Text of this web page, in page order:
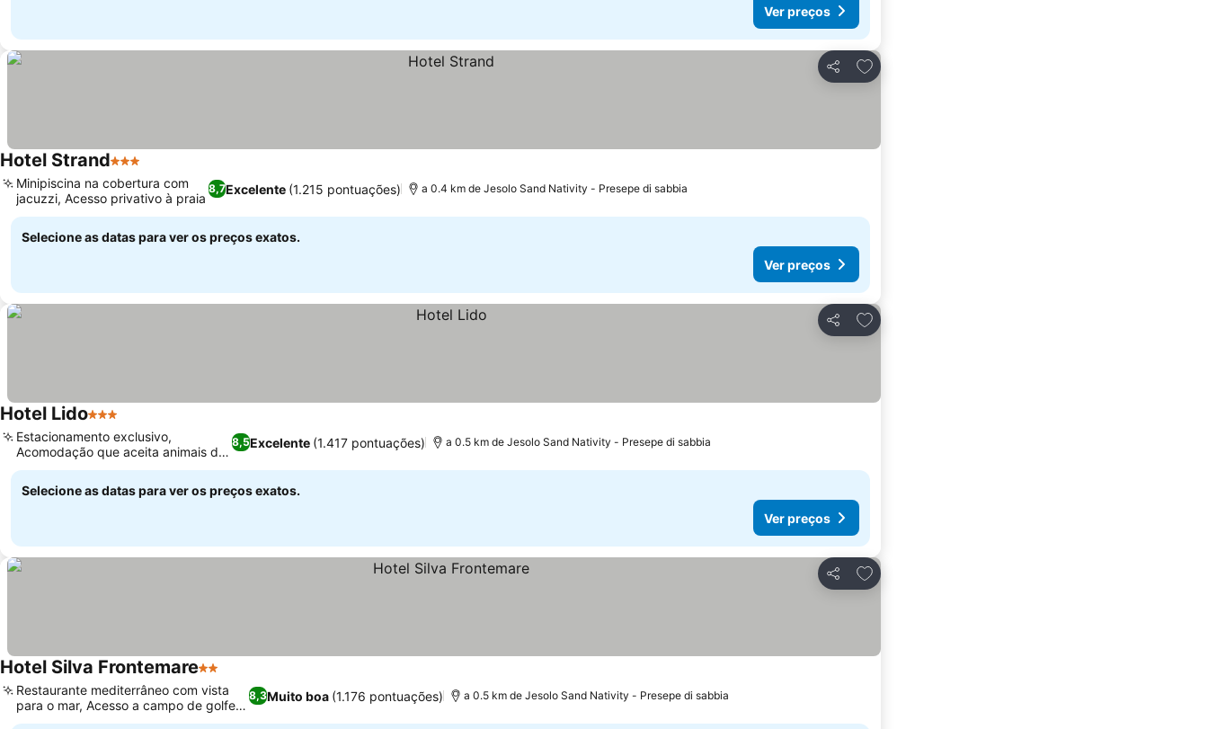
Ver preços
Partilhar
Adicionar aos favoritos
Hotel Strand3 Estrelas
8,7Excelente (1.215 pontuações)
Minipiscina na cobertura com
jacuzzi, Acesso privativo à praia
a 0.4 km de Jesolo Sand Nativity - Presepe di sabbia
Selecione as datas para ver os preços exatos.
Ver preços
Partilhar
Adicionar aos favoritos
Hotel Lido3 Estrelas
8,5Excelente (1.417 pontuações)
Estacionamento exclusivo,
Acomodação que aceita animais de
estimação
a 0.5 km de Jesolo Sand Nativity - Presepe di sabbia
Selecione as datas para ver os preços exatos.
Ver preços
Partilhar
Adicionar aos favoritos
Hotel Silva Frontemare2 Estrelas
8,3Muito boa (1.176 pontuações)
Restaurante mediterrâneo com vista
para o mar, Acesso a campo de golfe
no local
a 0.5 km de Jesolo Sand Nativity - Presepe di sabbia